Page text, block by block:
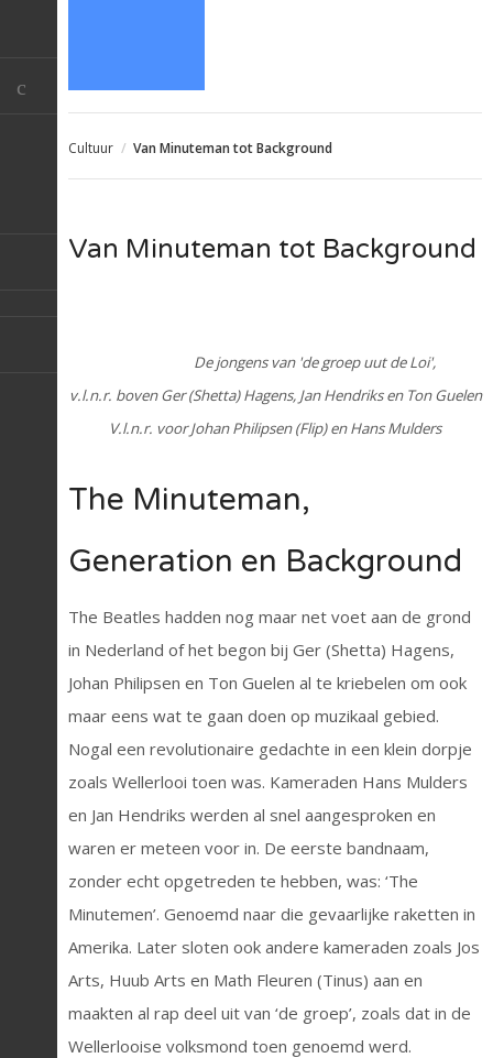
Cultuur / Van Minuteman tot Background
Van Minuteman tot Background
De jongens van 'de groep uut de Loi',
v.l.n.r. boven Ger (Shetta) Hagens, Jan Hendriks en Ton Guelen
V.l.n.r. voor Johan Philipsen (Flip) en Hans Mulders
The Minuteman,
Generation en Background
The Beatles hadden nog maar net voet aan de grond
in Nederland of het begon bij Ger (Shetta) Hagens,
Johan Philipsen en Ton Guelen al te kriebelen om ook
maar eens wat te gaan doen op muzikaal gebied.
Nogal een revolutionaire gedachte in een klein dorpje
zoals Wellerlooi toen was. Kameraden Hans Mulders
en Jan Hendriks werden al snel aangesproken en
waren er meteen voor in. De eerste bandnaam,
zonder echt opgetreden te hebben, was: ‘The
Minutemen’. Genoemd naar die gevaarlijke raketten in
Amerika. Later sloten ook andere kameraden zoals Jos
Arts, Huub Arts en Math Fleuren (Tinus) aan en
maakten al rap deel uit van ‘de groep’, zoals dat in de
Wellerlooise volksmond toen genoemd werd.